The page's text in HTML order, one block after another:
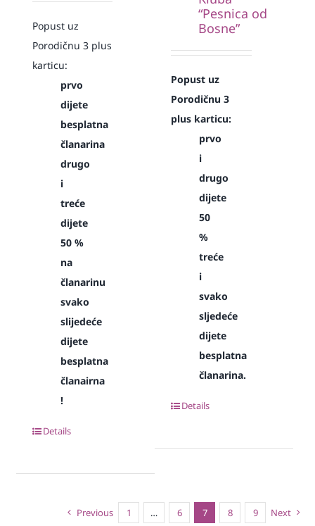
Popust uz
Porodičnu 3 plus
karticu:
prvo
dijete
besplatna
članarina
drugo
i
treće
dijete
50 %
na
članarinu
svako
slijedeće
dijete
besplatna
članairna
!
Details
“Pesnica od
Bosne”
Popust uz
Porodičnu 3
plus karticu:
prvo
i
drugo
dijete
50
%
treće
i
svako
sljedeće
dijete
besplatna
članarina.
Details
Previous 1 … 6 7 8 9 Next